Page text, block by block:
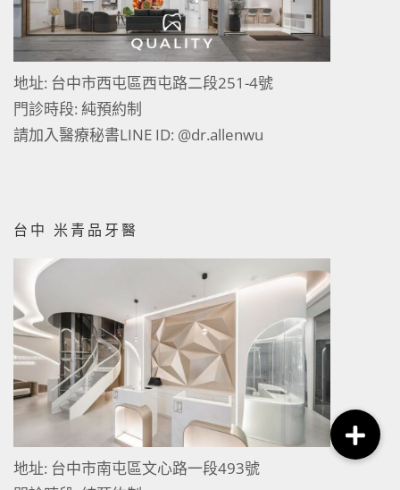
地址: 台中市西屯區西屯路二段251-4號
門診時段: 純預約制
請加入醫療秘書LINE ID: @dr.allenwu
台中 米青品牙醫
地址: 台中市南屯區文心路一段493號